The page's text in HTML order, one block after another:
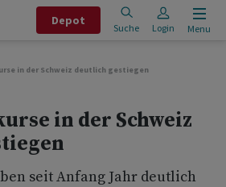
Depot
Suche Login Menu
in der Schweiz deutlich gestiegen
in der Schweiz
seit Anfang Jahr deutlich